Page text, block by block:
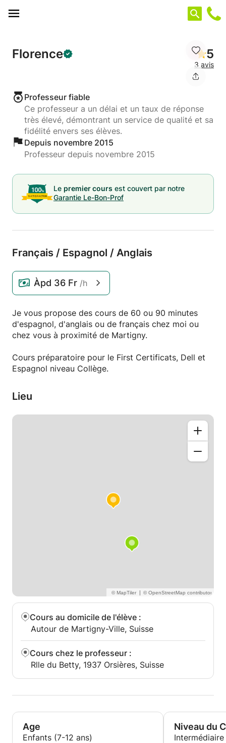
Florence 5
3 avis
Professeur fiable
Ce professeur a un délai et un taux de réponse
très élevé, démontrant un service de qualité et sa
fidélité envers ses élèves.
Depuis novembre 2015
Professeur depuis novembre 2015
Le premier cours est couvert par notre
Garantie Le-Bon-Prof
Français / Espagnol / Anglais
Àpd 36 Fr /h
Je vous propose des cours de 60 ou 90 minutes
d'espagnol, d'anglais ou de français chez moi ou
chez vous à proximité de Martigny.
Cours préparatoire pour le First Certificats, Dell et
Espagnol niveau Collège.
Lieu
|
Cours au domicile de l'élève :
Autour de Martigny-Ville, Suisse
Cours chez le professeur :
Rlle du Betty, 1937 Orsières, Suisse
Age
Enfants (7-12 ans)
Niveau du
Intermédiaire